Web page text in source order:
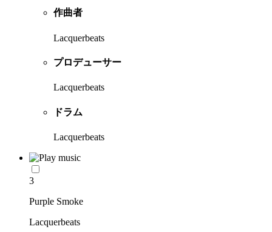
作曲者
Lacquerbeats
プロデューサー
Lacquerbeats
ドラム
Lacquerbeats
3
Purple Smoke
Lacquerbeats